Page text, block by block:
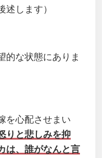
述します）
的な状態にありま
を心配させまい
りと悲しみを抑
は、誰がなんと言